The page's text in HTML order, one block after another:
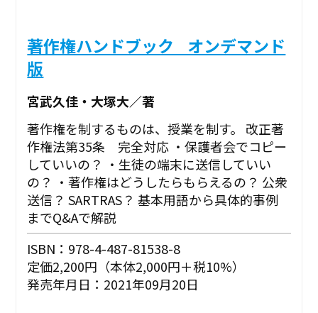
著作権ハンドブック _オンデマンド
版
宮武久佳・大塚大／著
著作権を制するものは、授業を制す。 改正著
作権法第35条 完全対応 ・保護者会でコピー
していいの？ ・生徒の端末に送信していい
の？ ・著作権はどうしたらもらえるの？ 公衆
送信？ SARTRAS？ 基本用語から具体的事例
までQ&Aで解説
ISBN：978-4-487-81538-8
定価2,200円（本体2,000円＋税10%）
発売年月日：2021年09月20日